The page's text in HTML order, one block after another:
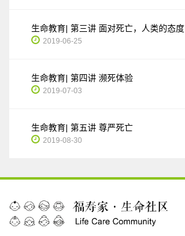
生命教育| 第三讲 面对死亡，人类的态度
2019-06-25
生命教育| 第四讲 濒死体验
2019-07-03
生命教育| 第五讲 尊严死亡
2019-08-30